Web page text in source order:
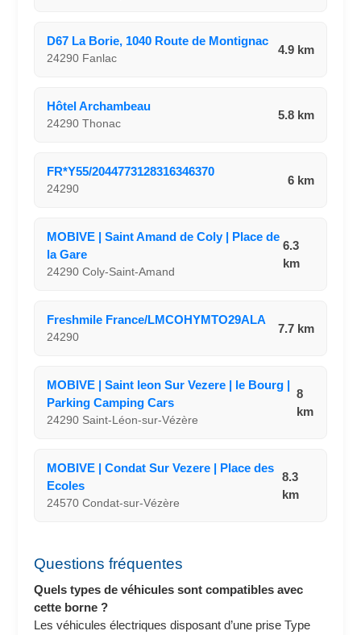
D67 La Borie, 1040 Route de Montignac
24290 Fanlac
4.9 km
Hôtel Archambeau
24290 Thonac
5.8 km
FR*Y55/2044773128316346370
24290
6 km
MOBIVE | Saint Amand de Coly | Place de
la Gare
24290 Coly-Saint-Amand
6.3
km
Freshmile France/LMCOHYMTO29ALA
24290
7.7 km
MOBIVE | Saint leon Sur Vezere | le Bourg |
Parking Camping Cars
24290 Saint-Léon-sur-Vézère
8
km
MOBIVE | Condat Sur Vezere | Place des
Ecoles
24570 Condat-sur-Vézère
8.3
km
Questions fréquentes
Quels types de véhicules sont compatibles avec
cette borne ?
Les véhicules électriques disposant d’une prise Type